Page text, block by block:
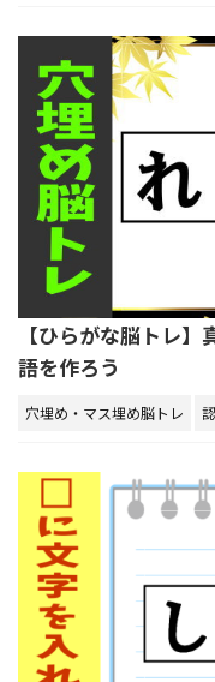
【ひらがな脳トレ
語を作ろう
穴埋め・マス埋め脳トレ